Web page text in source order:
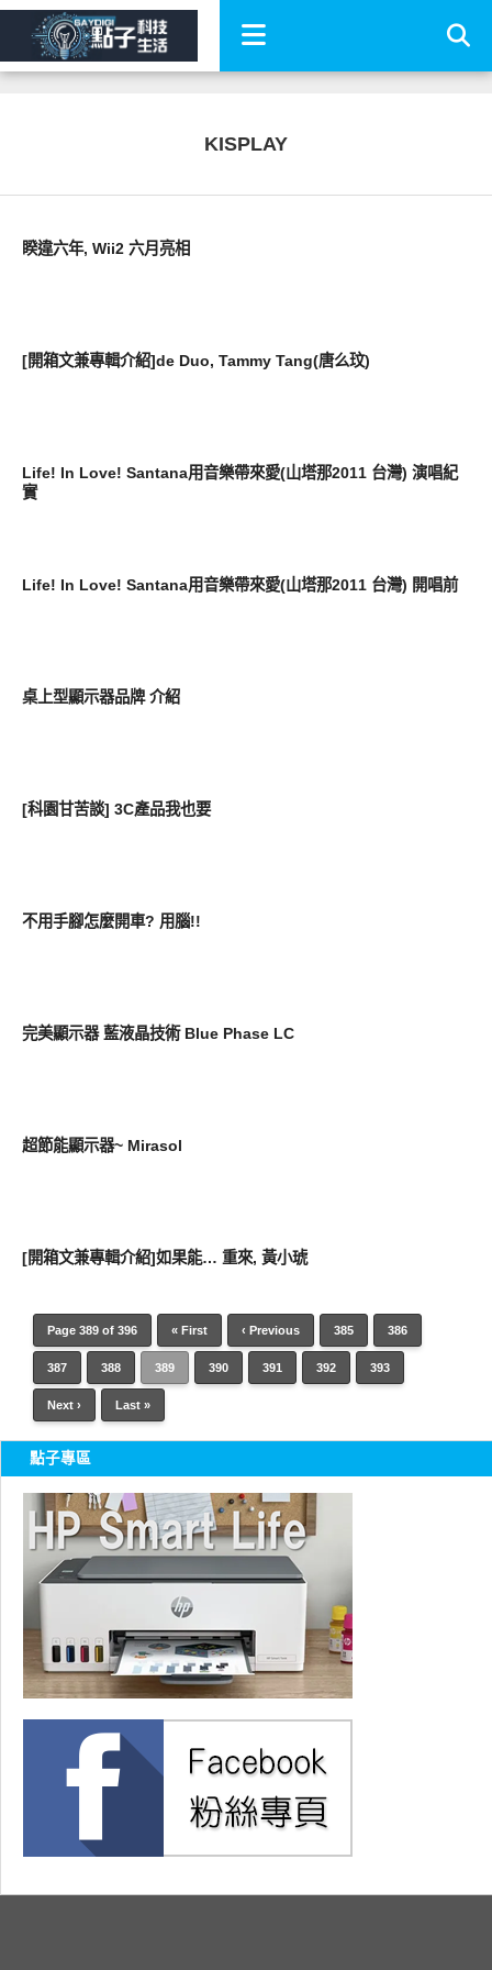
KISPLAY
睽違六年, Wii2 六月亮相
[開箱文兼專輯介紹]de Duo, Tammy Tang(唐么玟)
Life! In Love! Santana用音樂帶來愛(山塔那2011 台灣) 演唱紀
實
Life! In Love! Santana用音樂帶來愛(山塔那2011 台灣) 開唱前
桌上型顯示器品牌 介紹
[科園甘苦談] 3C產品我也要
不用手腳怎麼開車? 用腦!!
完美顯示器 藍液晶技術 Blue Phase LC
超節能顯示器~ Mirasol
[開箱文兼專輯介紹]如果能… 重來, 黃小琥
Page 389 of 396 « First ‹ Previous 385 386
387 388 389 390 391 392 393
Next › Last »
點子專區